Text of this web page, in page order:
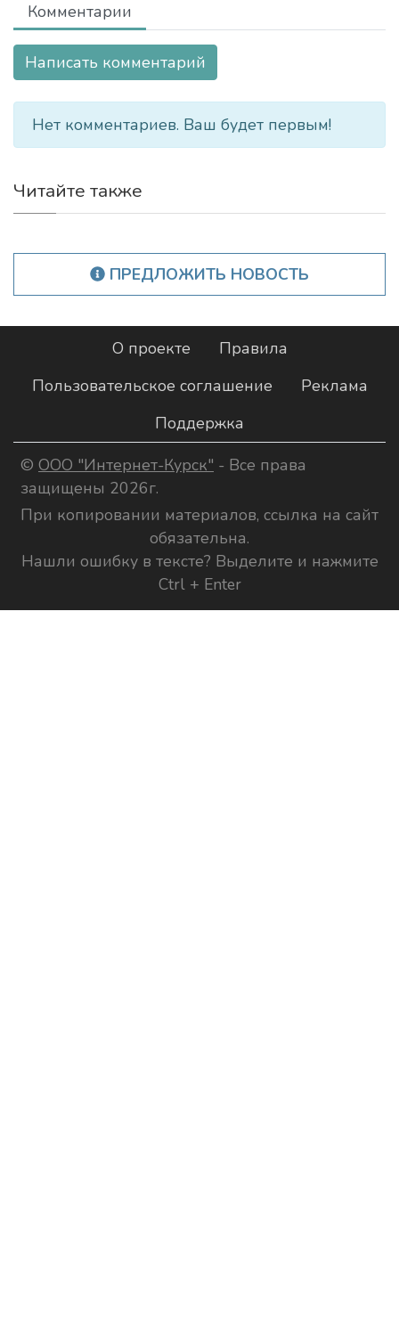
Комментарии
Написать комментарий
Нет комментариев. Ваш будет первым!
Читайте также
ПРЕДЛОЖИТЬ НОВОСТЬ
О проекте
Правила
Пользовательское соглашение
Реклама
Поддержка
© ООО "Интернет-Курск" - Все права
защищены 2026г.
При копировании материалов, ссылка на сайт
обязательна.
Нашли ошибку в тексте? Выделите и нажмите
Ctrl + Enter